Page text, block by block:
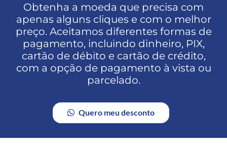
Obtenha a moeda que precisa com
apenas alguns cliques e com o melhor
preço. Aceitamos diferentes formas de
pagamento, incluindo dinheiro, PIX,
cartão de débito e cartão de crédito,
com a opção de pagamento à vista ou
parcelado.
Quero meu desconto